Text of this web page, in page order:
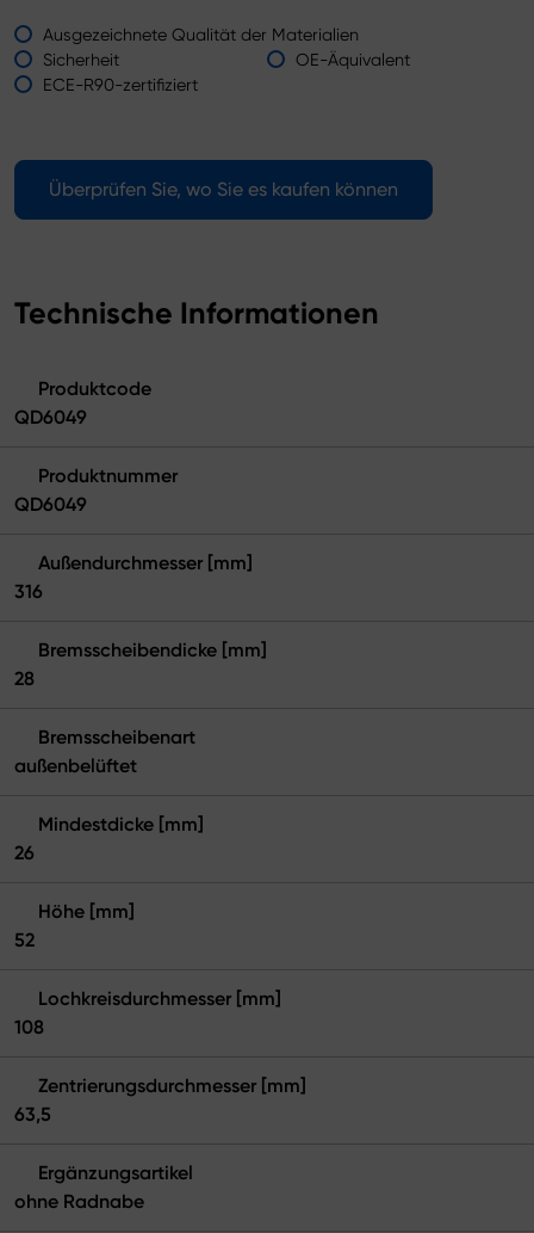
Ausgezeichnete Qualität der Materialien
Sicherheit
OE-Äquivalent
ECE-R90-zertifiziert
Überprüfen Sie, wo Sie es kaufen können
Technische Informationen
Produktcode
QD6049
Produktnummer
QD6049
Außendurchmesser [mm]
316
Bremsscheibendicke [mm]
28
Bremsscheibenart
außenbelüftet
Mindestdicke [mm]
26
Höhe [mm]
52
Lochkreisdurchmesser [mm]
108
Zentrierungsdurchmesser [mm]
63,5
Ergänzungsartikel
ohne Radnabe